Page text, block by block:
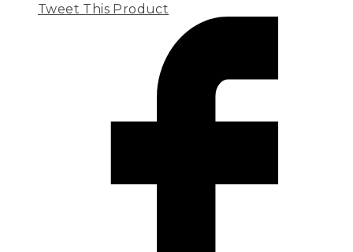
Tweet This Product